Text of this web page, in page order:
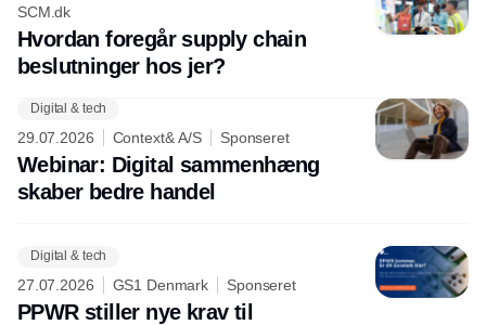
SCM.dk
Hvordan foregår supply chain
beslutninger hos jer?
Digital & tech
29.07.2026 Context& A/S Sponseret
Webinar: Digital sammenhæng
skaber bedre handel
Digital & tech
27.07.2026 GS1 Denmark Sponseret
PPWR stiller nye krav til